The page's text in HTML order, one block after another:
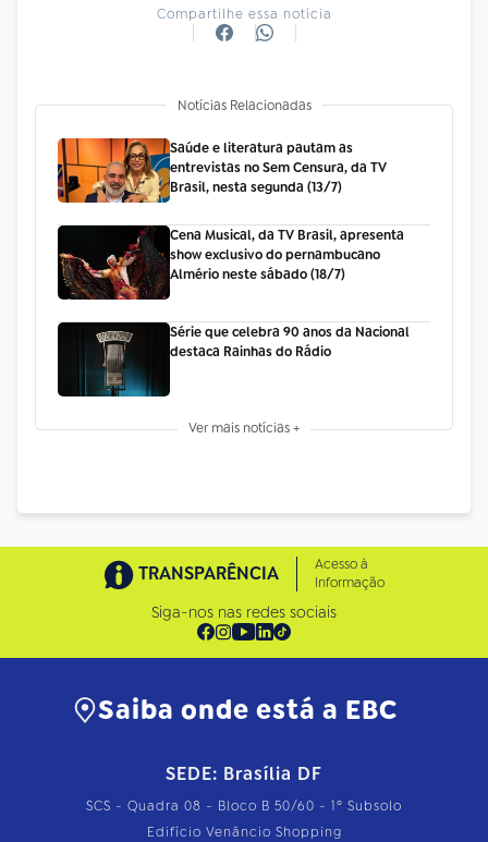
Compartilhe essa notícia
Notícias Relacionadas
Saúde e literatura pautam as
entrevistas no Sem Censura, da TV
Brasil, nesta segunda (13/7)
Cena Musical, da TV Brasil, apresenta
show exclusivo do pernambucano
Almério neste sábado (18/7)
Série que celebra 90 anos da Nacional
destaca Rainhas do Rádio
Ver mais notícias +
TRANSPARÊNCIA
Acesso à
Informação
Siga-nos nas redes sociais
Saiba onde está a EBC
SEDE: Brasília DF
SCS - Quadra 08 - Bloco B 50/60 - 1º Subsolo
Edifício Venâncio Shopping